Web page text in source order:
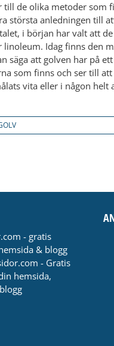
till de olika metoder som
största anledningen till
i början har valt att
Idag finns den
säga att golven har på
som finns och ser till
vita eller i någon helt